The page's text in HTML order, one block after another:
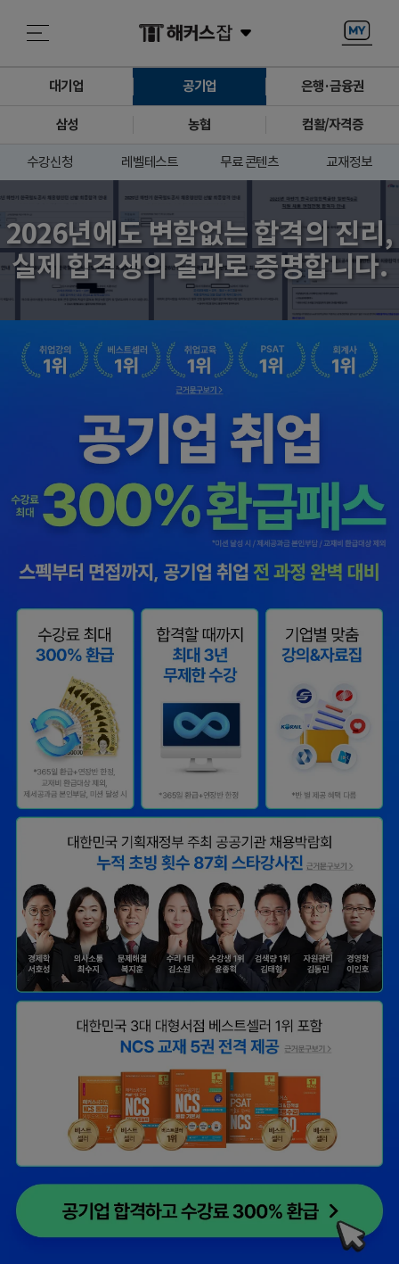
대기업 공기업 은행·금융권
삼성 농협 컴활/자격증
수강신청 레벨테스트 무료 콘텐츠 교재정보
2026년에도 변함없는 합격의 진리,
실제 합격생의 결과로 증명합니다.